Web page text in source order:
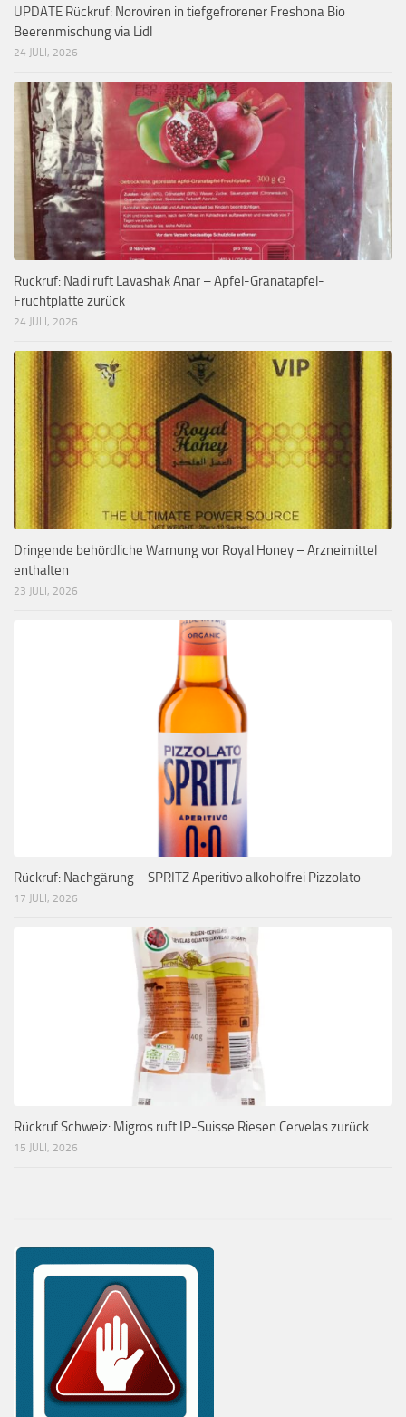
UPDATE Rückruf: Noroviren in tiefgefrorener Freshona Bio
Beerenmischung via Lidl
24 JULI, 2026
Rückruf: Nadi ruft Lavashak Anar – Apfel-Granatapfel-
Fruchtplatte zurück
24 JULI, 2026
Dringende behördliche Warnung vor Royal Honey – Arzneimittel
enthalten
23 JULI, 2026
Rückruf: Nachgärung – SPRITZ Aperitivo alkoholfrei Pizzolato
17 JULI, 2026
Rückruf Schweiz: Migros ruft IP-Suisse Riesen Cervelas zurück
15 JULI, 2026